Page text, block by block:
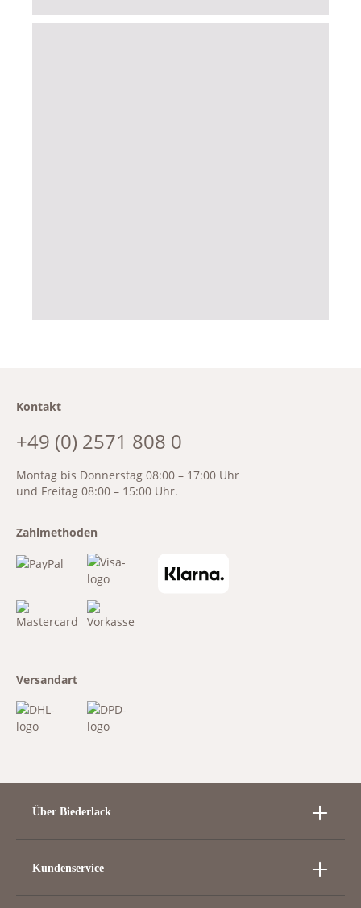
Kontakt
+49 (0) 2571 808 0
Montag bis Donnerstag 08:00 – 17:00 Uhr
und Freitag 08:00 – 15:00 Uhr.
Zahlmethoden
Versandart
Über Biederlack
Kundenservice